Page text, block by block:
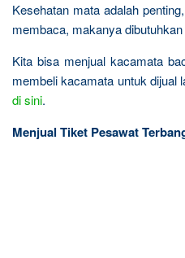
Kesehatan mata adalah
membaca, makanya
Kita bisa menjual kacamata
membeli kacamata untuk dijual
di sini.
Menjual Tiket Pesawat